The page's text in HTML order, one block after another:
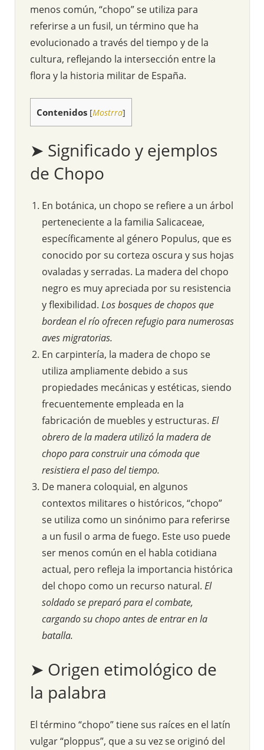
menos común, “chopo” se utiliza para
referirse a un fusil, un término que ha
evolucionado a través del tiempo y de la
cultura, reflejando la intersección entre la
flora y la historia militar de España.
Contenidos [Mostrra]
➤ Significado y ejemplos
de Chopo
En botánica, un chopo se refiere a un árbol
perteneciente a la familia Salicaceae,
específicamente al género Populus, que es
conocido por su corteza oscura y sus hojas
ovaladas y serradas. La madera del chopo
negro es muy apreciada por su resistencia
y flexibilidad. Los bosques de chopos que
bordean el río ofrecen refugio para numerosas
aves migratorias.
En carpintería, la madera de chopo se
utiliza ampliamente debido a sus
propiedades mecánicas y estéticas, siendo
frecuentemente empleada en la
fabricación de muebles y estructuras. El
obrero de la madera utilizó la madera de
chopo para construir una cómoda que
resistiera el paso del tiempo.
De manera coloquial, en algunos
contextos militares o históricos, “chopo”
se utiliza como un sinónimo para referirse
a un fusil o arma de fuego. Este uso puede
ser menos común en el habla cotidiana
actual, pero refleja la importancia histórica
del chopo como un recurso natural. El
soldado se preparó para el combate,
cargando su chopo antes de entrar en la
batalla.
➤ Origen etimológico de
la palabra
El término “chopo” tiene sus raíces en el latín
vulgar “ploppus”, que a su vez se originó del